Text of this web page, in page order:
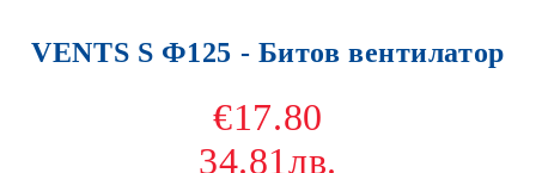
VENTS S Ф125 - Битов вентилатор
€17.80
34.81лв.